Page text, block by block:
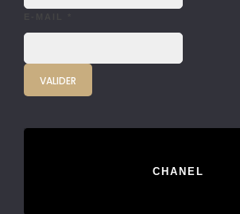
CHANEL